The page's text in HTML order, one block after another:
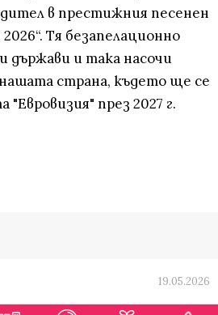
в престижния песенен
Тя безапелационно
държави и така насочи
страна, където ще се
"Евровизия" през 2027 г.
19.05.2026